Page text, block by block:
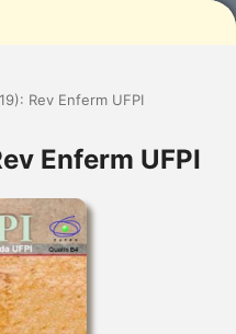
Rev Enferm UFPI
Enferm UFPI